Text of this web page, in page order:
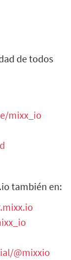
de todos
mixx_io
también en:
@mixxio